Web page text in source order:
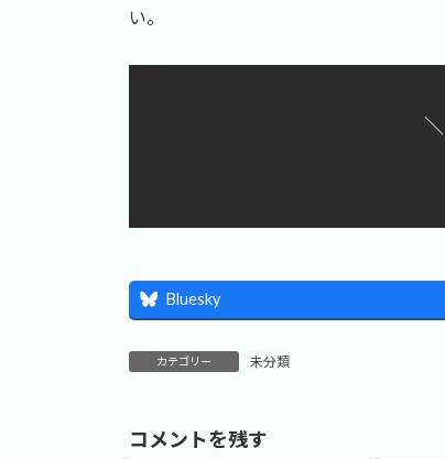
い。
Bluesky
カテゴリー 未分類
コメントを残す